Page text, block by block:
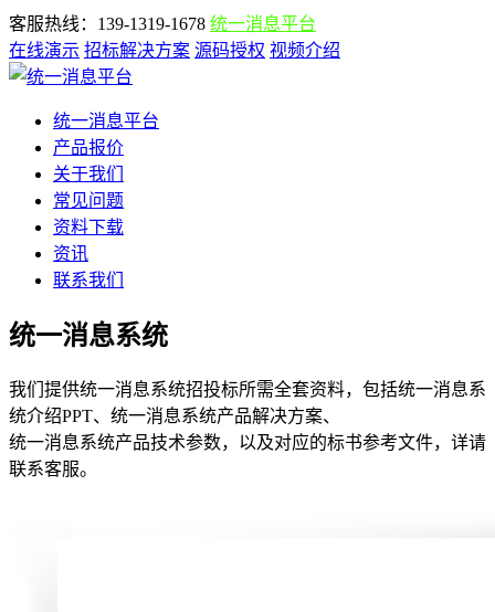
客服热线：139-1319-1678 统一消息平台
在线演示 招标解决方案 源码授权 视频介绍
统一消息平台
产品报价
关于我们
常见问题
资料下载
资讯
联系我们
统一消息系统
我们提供统一消息系统招投标所需全套资料，包括统一消息系
统介绍PPT、统一消息系统产品解决方案、
统一消息系统产品技术参数，以及对应的标书参考文件，详请
联系客服。